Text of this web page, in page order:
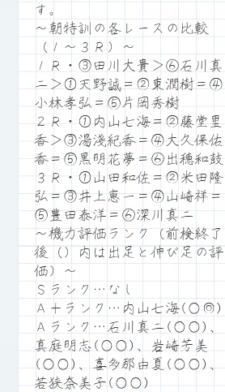
す。
～朝特訓の各レースの比較
（１～３Ｒ）～
１Ｒ・③田川大貴＞⑥石川真
二＞①天野誠＝②東潤樹＝④
小林孝弘＝⑤片岡秀樹
２Ｒ・①内山七海＝②藤堂里
香＞③湯淺紀香＝④大久保佑
香＝⑤黒明花夢＝⑥出穂和鼓
３Ｒ・①山田和佐＝②米田隆
弘＝③井上恵一＝④山崎祥＝
⑤豊田泰洋＝⑥深川真二
～機力評価ランク（前検終了
後（）内は出足と伸び足の評
価）～
Ｓランク…なし
Ａ＋ランク…内山七海(○◎)
Ａランク…石川真二(○○)、
真庭明志(○○)、岩崎芳美
(○○)、喜多那由夏(○○)、
若狭奈美子(○○)